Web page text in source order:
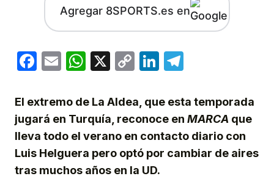
Agregar 8SPORTS.es en
Facebook
EmailWhatsApp
X
CopyLinkedIn
El extremo de La Aldea, que esta temporada
jugará en Turquía, reconoce en MARCA que
lleva todo el verano en contacto diario con
Luis Helguera pero optó por cambiar de aires
tras muchos años en la UD.